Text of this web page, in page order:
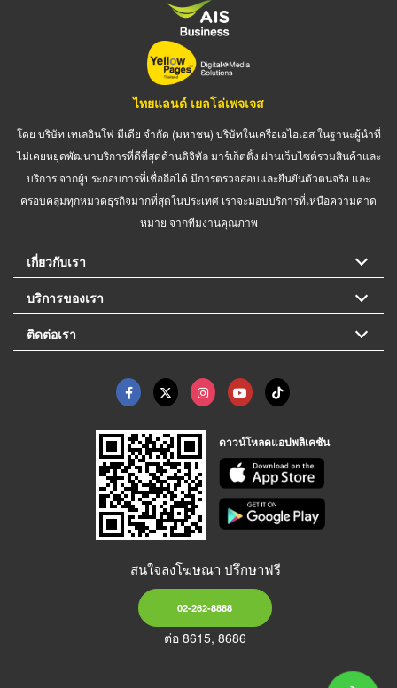
ไทยแลนด์ เยลโล่เพจเจส
โดย บริษัท เทเลอินโฟ มีเดีย จำกัด (มหาชน) บริษัทในเครือเอไอเอส ในฐานะผู้นำที่
ไม่เคยหยุดพัฒนาบริการที่ดีที่สุดด้านดิจิทัล มาร์เก็ตติ้ง ผ่านเว็บไซต์รวมสินค้าและ
บริการ จากผู้ประกอบการที่เชื่อถือได้ มีการตรวจสอบและยืนยันตัวตนจริง และ
ครอบคลุมทุกหมวดธุรกิจมากที่สุดในประเทศ เราจะมอบบริการที่เหนือความคาด
หมาย จากทีมงานคุณภาพ
เกี่ยวกับเรา
บริการของเรา
ติดต่อเรา
ดาวน์โหลดแอปพลิเคชัน
สนใจลงโฆษณา ปรึกษาฟรี
02-262-8888
ต่อ 8615, 8686